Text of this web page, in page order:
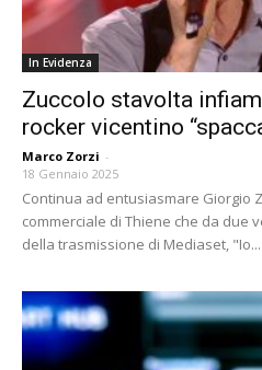
In Evidenza
Zuccolo stavolta
rocker vicentino
Marco Zorzi -
18 Gennaio 2025
Continua ad entusiasmare Giorgio
commerciale di Thiene che da due
della trasmissione di Mediaset, "Io...